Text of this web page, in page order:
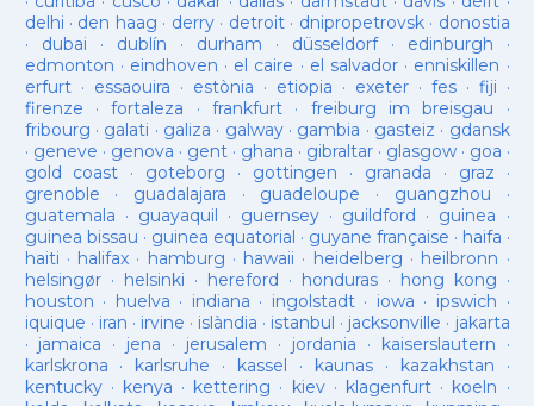
delhi · den haag · derry· detroit· dnipropetrovsk· donostia
· dubai · dublín · durham · düsseldorf· edinburgh ·
edmonton · eindhoven · el caire · el salvador · enniskillen ·
erfurt· essaouira · estònia · etiopia · exeter· fes· fiji ·
firenze ·fortaleza · frankfurt· freiburg im breisgau ·
fribourg · galati · galiza · galway· gambia · gasteiz · gdansk
· geneve · genova · gent· ghana · gibraltar· glasgow· goa ·
gold coast · goteborg · gottingen · granada · graz ·
grenoble · guadalajara · guadeloupe · guangzhou ·
guatemala · guayaquil · guernsey· guildford · guinea ·
guinea bissau · guinea equatorial · guyane française · haifa ·
haiti · halifax · hamburg · hawaii · heidelberg · heilbronn ·
helsingør· helsinki · hereford · honduras· hong kong ·
houston · huelva · indiana · ingolstadt· iowa · ipswich ·
iquique · iran · irvine · islàndia · istanbul · jacksonville · jakarta
· jamaica · jena · jerusalem · jordania · kaiserslautern ·
karlskrona · karlsruhe · kassel · kaunas· kazakhstan ·
kentucky· kenya · kettering · kiev· klagenfurt · koeln ·